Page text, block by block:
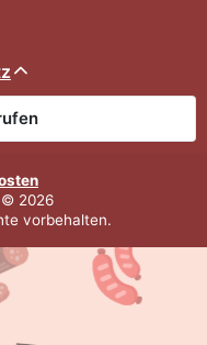
© 2026
vorbehalten.